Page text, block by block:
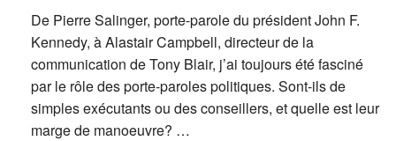
De Pierre Salinger, porte-parole du président John F.
Kennedy, à Alastair Campbell, directeur de la
communication de Tony Blair, j’ai toujours été fasciné
par le rôle des porte-paroles politiques. Sont-ils de
simples exécutants ou des conseillers, et quelle est leur
marge de manoeuvre? …